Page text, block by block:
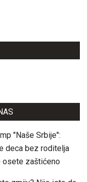
"Naše Srbije":
deca bez roditelja
osete zaštićeno